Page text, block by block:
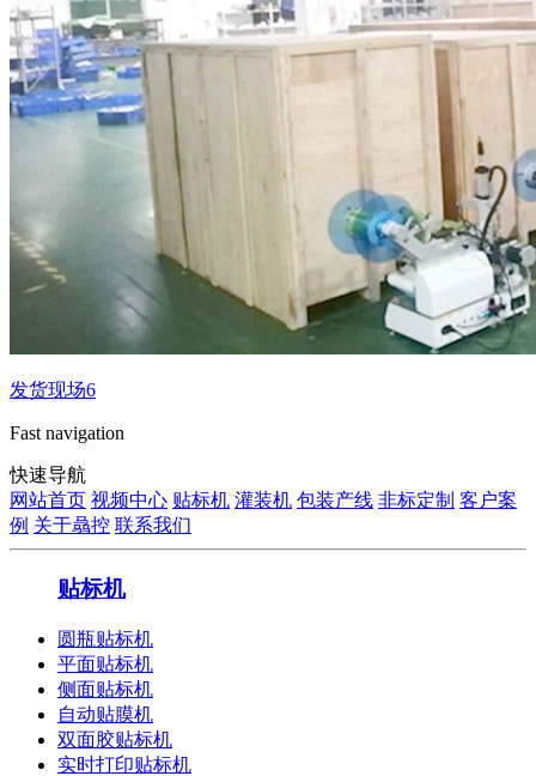
发货现场6
Fast navigation
快速导航
网站首页 视频中心 贴标机 灌装机 包装产线 非标定制 客户案
例 关于骉控 联系我们
贴标机
圆瓶贴标机
平面贴标机
侧面贴标机
自动贴膜机
双面胶贴标机
实时打印贴标机